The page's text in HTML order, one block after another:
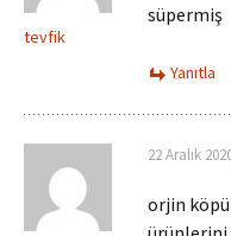
tevfik
süpermiş
Yanıtla
22 Aralık
orjin